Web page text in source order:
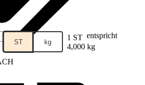
ST kg 1 ST entspricht
4,000 kg